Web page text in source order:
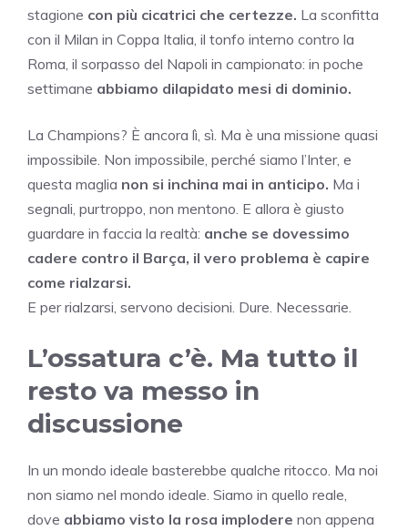
stagione con più cicatrici che certezze. La sconfitta
con il Milan in Coppa Italia, il tonfo interno contro la
Roma, il sorpasso del Napoli in campionato: in poche
settimane abbiamo dilapidato mesi di dominio.
La Champions? È ancora lì, sì. Ma è una missione quasi
impossibile. Non impossibile, perché siamo l’Inter, e
questa maglia non si inchina mai in anticipo. Ma i
segnali, purtroppo, non mentono. E allora è giusto
guardare in faccia la realtà: anche se dovessimo
cadere contro il Barça, il vero problema è capire
come rialzarsi.
E per rialzarsi, servono decisioni. Dure. Necessarie.
L’ossatura c’è. Ma tutto il
resto va messo in
discussione
In un mondo ideale basterebbe qualche ritocco. Ma noi
non siamo nel mondo ideale. Siamo in quello reale,
dove abbiamo visto la rosa implodere non appena